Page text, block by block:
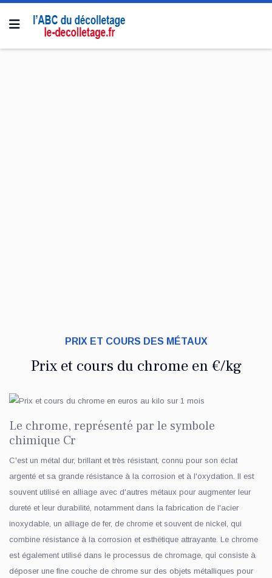
PRIX ET COURS DES MÉTAUX
Prix et cours du chrome en €/kg
Le chrome, représenté par le symbole
chimique Cr
C'est un métal dur, brillant et très résistant, connu pour son éclat
argenté et sa grande résistance à la corrosion et à l'oxydation. Il est
souvent utilisé en alliage avec d'autres métaux pour augmenter leur
dureté et leur durabilité, notamment dans la fabrication de l'acier
inoxydable, un alliage de fer, de chrome et souvent de nickel, qui
combine résistance à la corrosion et esthétique attrayante. Le chrome
est également utilisé dans le processus de chromage, qui consiste à
déposer une fine couche de chrome sur des objets métalliques pour